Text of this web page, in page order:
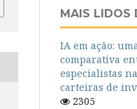
MAIS LIDOS
IA em ação:
comparativa
especialistas
carteiras de
2305